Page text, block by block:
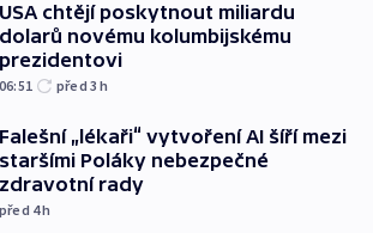
USA chtějí poskytnout miliardu
dolarů novému kolumbijskému
prezidentovi
06:51 před 3h
Falešní „lékaři“ vytvoření AI šíří mezi
staršími Poláky nebezpečné
zdravotní rady
před 4h